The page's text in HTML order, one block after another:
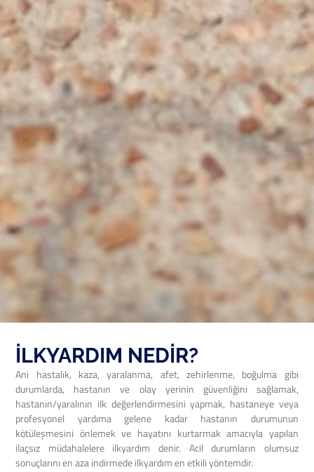
İLKYARDIM NEDİR?
Ani hastalık, kaza, yaralanma, afet, zehirlenme, boğulma gibi
durumlarda, hastanın ve olay yerinin güvenliğini sağlamak,
hastanın/yaralının ilk değerlendirmesini yapmak, hastaneye veya
profesyonel yardıma gelene kadar hastanın durumunun
kötüleşmesini önlemek ve hayatını kurtarmak amacıyla yapılan
ilaçsız müdahalelere ilkyardım denir. Acil durumların olumsuz
sonuçlarını en aza indirmede ilkyardım en etkili yöntemdir.